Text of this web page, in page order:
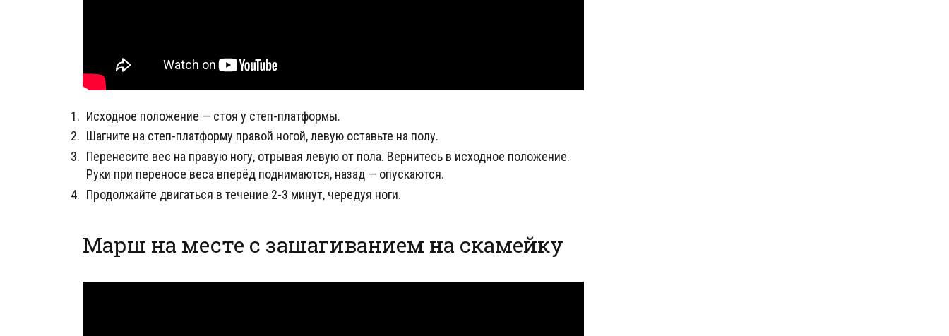
Исходное положение — стоя у степ-платформы.
Шагните на степ-платформу правой ногой, левую оставьте на полу.
Перенесите вес на правую ногу, отрывая левую от пола. Вернитесь в исходное положение.
Руки при переносе веса вперёд поднимаются, назад — опускаются.
Продолжайте двигаться в течение 2-3 минут, чередуя ноги.
Марш на месте с зашагиванием на скамейку